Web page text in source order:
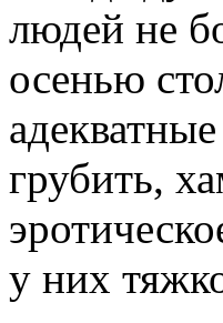
людей не
осенью
грубить,
у них